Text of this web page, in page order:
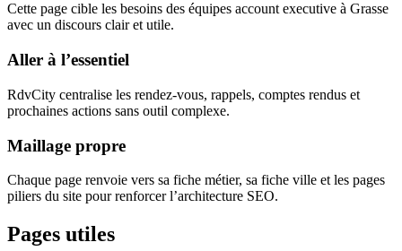
Cette page cible les besoins des équipes account executive à Grasse
avec un discours clair et utile.
Aller à l’essentiel
RdvCity centralise les rendez-vous, rappels, comptes rendus et
prochaines actions sans outil complexe.
Maillage propre
Chaque page renvoie vers sa fiche métier, sa fiche ville et les pages
piliers du site pour renforcer l’architecture SEO.
Pages utiles